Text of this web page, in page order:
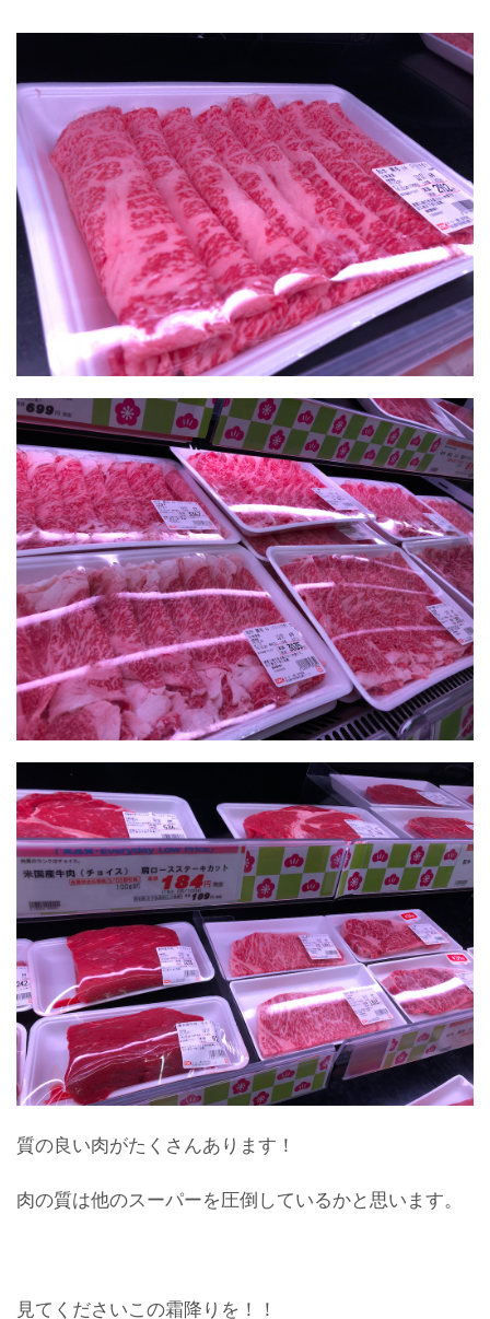
質の良い肉がたくさんあります！
肉の質は他のスーパーを圧倒しているかと思います。
見てくださいこの霜降りを！！